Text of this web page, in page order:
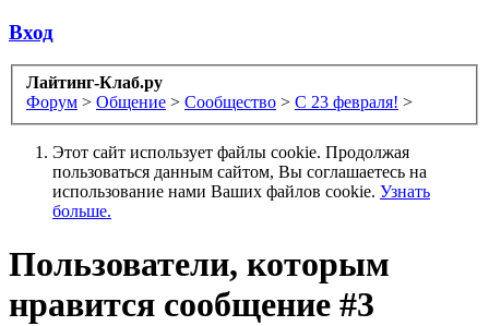
Вход
Лайтинг-Клаб.ру
Форум > Общение > Сообщество > С 23 февраля! >
Этот сайт использует файлы cookie. Продолжая
пользоваться данным сайтом, Вы соглашаетесь на
использование нами Ваших файлов cookie. Узнать
больше.
Пользователи, которым
нравится сообщение #3